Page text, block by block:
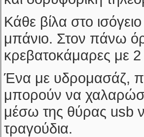
Kάθε βίλα στο
μπάνιο. Στον πάνω
κρεβατοκάμαρες με
Ένα με υδρομασάζ,
μπορούν να
μέσω της θύρας usb
τραγούδια.